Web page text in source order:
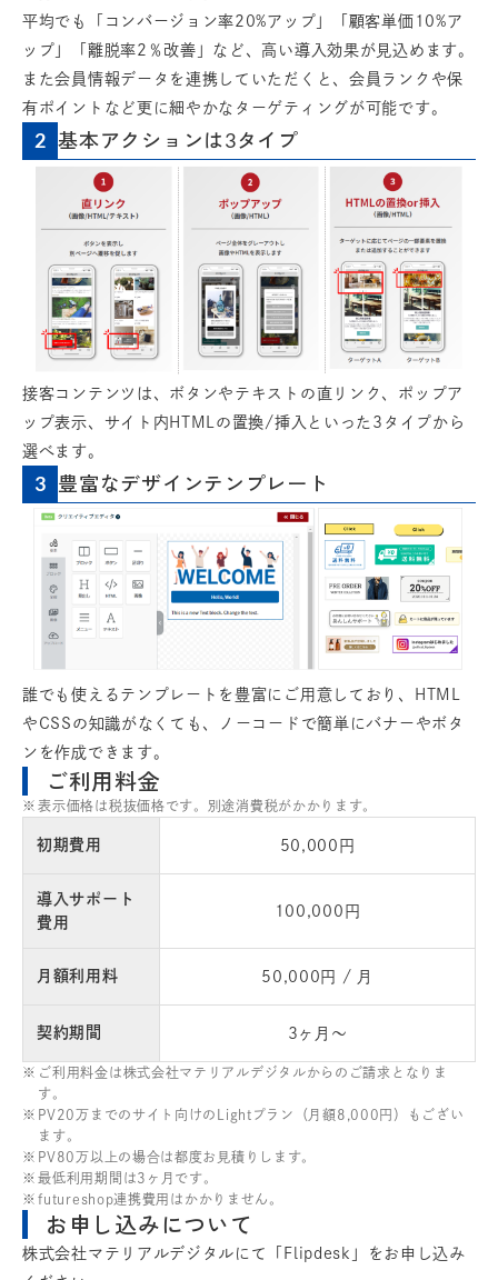
平均でも「コンバージョン率20%アップ」「顧客単価10%ア
ップ」「離脱率2％改善」など、高い導入効果が見込めます。
また会員情報データを連携していただくと、会員ランクや保
有ポイントなど更に細やかなターゲティングが可能です。
2 基本アクションは3タイプ
接客コンテンツは、ボタンやテキストの直リンク、ポップア
ップ表示、サイト内HTMLの置換/挿入といった3タイプから
選べます。
3 豊富なデザインテンプレート
誰でも使えるテンプレートを豊富にご用意しており、HTML
やCSSの知識がなくても、ノーコードで簡単にバナーやボタ
ンを作成できます。
ご利用料金
表示価格は税抜価格です。別途消費税がかかります。
初期費用 50,000円
導入サポート
費用
100,000円
月額利用料 50,000円 / 月
契約期間 3ヶ月〜
ご利用料金は株式会社マテリアルデジタルからのご請求となりま
す。
PV20万までのサイト向けのLightプラン（月額8,000円）もござい
ます。
PV80万以上の場合は都度お見積りします。
最低利用期間は3ヶ月です。
futureshop連携費用はかかりません。
お申し込みについて
株式会社マテリアルデジタルにて「Flipdesk」をお申し込み